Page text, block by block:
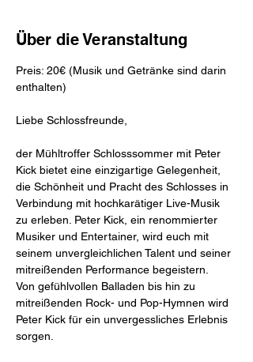
Über die Veranstaltung
Preis: 20€ (Musik und Getränke sind darin
enthalten)
Liebe Schlossfreunde,
der Mühltroffer Schlosssommer mit Peter
Kick bietet eine einzigartige Gelegenheit,
die Schönheit und Pracht des Schlosses in
Verbindung mit hochkarätiger Live-Musik
zu erleben. Peter Kick, ein renommierter
Musiker und Entertainer, wird euch mit
seinem unvergleichlichen Talent und seiner
mitreißenden Performance begeistern.
Von gefühlvollen Balladen bis hin zu
mitreißenden Rock- und Pop-Hymnen wird
Peter Kick für ein unvergessliches Erlebnis
sorgen.